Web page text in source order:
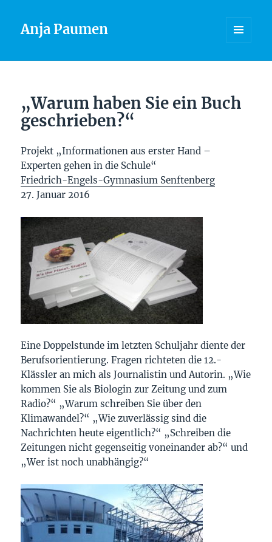
Anja Paumen
„Warum haben Sie ein Buch
geschrieben?“
Projekt „Informationen aus erster Hand –
Experten gehen in die Schule“
Friedrich-Engels-Gymnasium Senftenberg
27. Januar 2016
Eine Doppelstunde im letzten Schuljahr diente der
Berufsorientierung. Fragen richteten die 12.-
Klässler an mich als Journalistin und Autorin. „Wie
kommen Sie als Biologin zur Zeitung und zum
Radio?“ „Warum schreiben Sie über den
Klimawandel?“ „Wie zuverlässig sind die
Nachrichten heute eigentlich?“ „Schreiben die
Zeitungen nicht gegenseitig voneinander ab?“ und
„Wer ist noch unabhängig?“